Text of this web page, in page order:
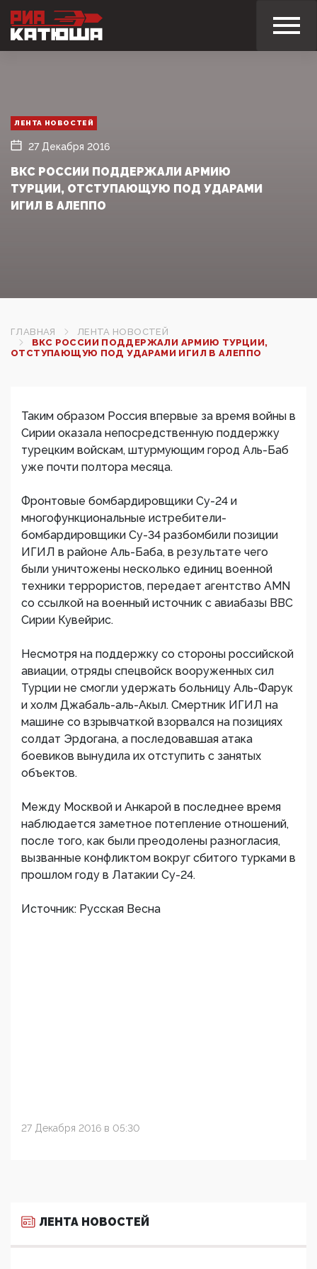
ЛЕНТА НОВОСТЕЙ
27 Декабря 2016
ВКС РОССИИ ПОДДЕРЖАЛИ АРМИЮ
ТУРЦИИ, ОТСТУПАЮЩУЮ ПОД УДАРАМИ
ИГИЛ В АЛЕППО
ГЛАВНАЯ
ЛЕНТА НОВОСТЕЙ
ВКС РОССИИ ПОДДЕРЖАЛИ АРМИЮ ТУРЦИИ,
ОТСТУПАЮЩУЮ ПОД УДАРАМИ ИГИЛ В АЛЕППО
Таким образом Россия впервые за время войны в
Сирии оказала непосредственную поддержку
турецким войскам, штурмующим город Аль-Баб
уже почти полтора месяца.
Фронтовые бомбардировщики Су-24 и
многофункциональные истребители-
бомбардировщики Су-34 разбомбили позиции
ИГИЛ в районе Аль-Баба, в результате чего
были уничтожены несколько единиц военной
техники террористов, передает агентство AMN
со ссылкой на военный источник с авиабазы ВВС
Сирии Кувейрис.
Несмотря на поддержку со стороны российской
авиации, отряды спецвойск вооруженных сил
Турции не смогли удержать больницу Аль-Фарук
и холм Джабаль-аль-Акыл. Смертник ИГИЛ на
машине со взрывчаткой взорвался на позициях
солдат Эрдогана, а последовавшая атака
боевиков вынудила их отступить с занятых
объектов.
Между Москвой и Анкарой в последнее время
наблюдается заметное потепление отношений,
после того, как были преодолены разногласия,
вызванные конфликтом вокруг сбитого турками в
прошлом году в Латакии Су-24.
Источник: Русская Весна
27 Декабря 2016 в 05:30
ЛЕНТА НОВОСТЕЙ